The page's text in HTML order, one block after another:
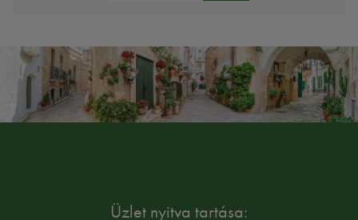
Üzlet nyitva tartása: